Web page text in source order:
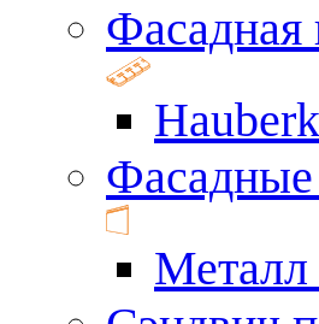
Фасадная
Hauberk
Фасадные